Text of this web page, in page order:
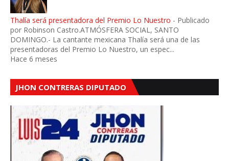
Thalía será presentadora del Premio Lo Nuestro - Publicado
por Robinson Castro.ATMÓSFERA SOCIAL, SANTO
DOMINGO.- La cantante mexicana Thalía será una de las
presentadoras del Premio Lo Nuestro, un espec...
Hace 6 meses
JHON CONTRERAS DIPUTADO